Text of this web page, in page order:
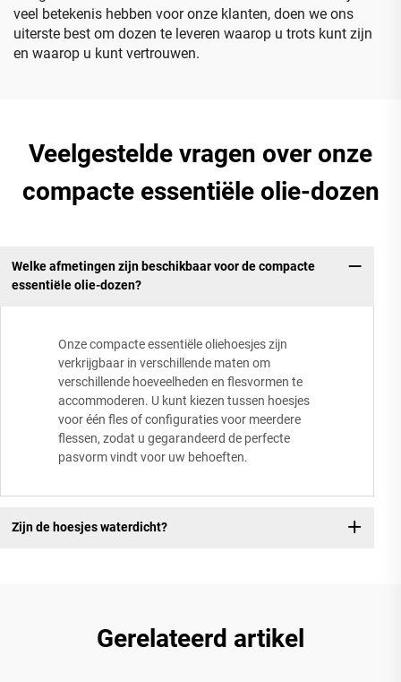
veel betekenis hebben voor onze klanten, doen we ons
uiterste best om dozen te leveren waarop u trots kunt zijn
en waarop u kunt vertrouwen.
Veelgestelde vragen over onze
compacte essentiële olie-dozen
Welke afmetingen zijn beschikbaar voor de compacte
essentiële olie-dozen?
Onze compacte essentiële oliehoesjes zijn
verkrijgbaar in verschillende maten om
verschillende hoeveelheden en flesvormen te
accommoderen. U kunt kiezen tussen hoesjes
voor één fles of configuraties voor meerdere
flessen, zodat u gegarandeerd de perfecte
pasvorm vindt voor uw behoeften.
Zijn de hoesjes waterdicht?
Gerelateerd artikel